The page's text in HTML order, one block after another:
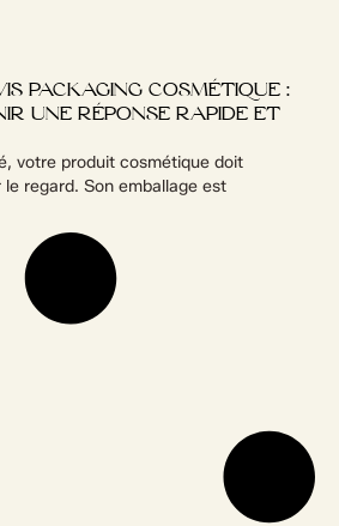
PACKAGING COSMÉTIQUE :
UNE RÉPONSE RAPIDE ET
votre produit cosmétique doit
regard. Son emballage est